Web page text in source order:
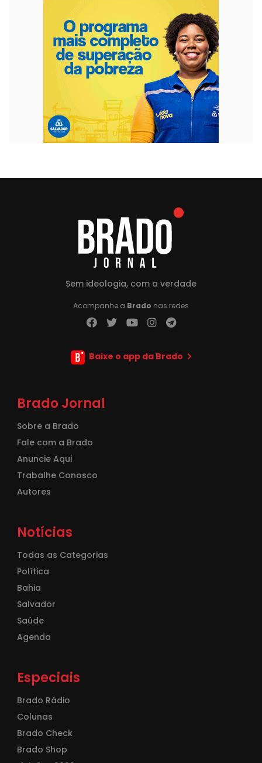
Sem ideologia, com a verdade
Acompanhe a Brado nas redes
Baixe o app da Brado
Brado Jornal
Sobre a Brado
Fale com a Brado
Anuncie Aqui
Trabalhe Conosco
Autores
Notícias
Todas as Categorias
Política
Bahia
Salvador
Saúde
Agenda
Especiais
Brado Rádio
Colunas
Brado Check
Brado Shop